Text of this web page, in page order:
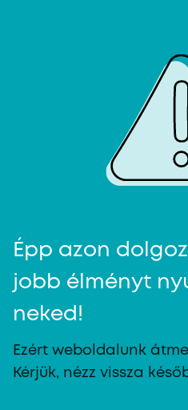
Épp azon
jobb élményt
neked!
Ezért weboldalunk
Kérjük, nézz vissza